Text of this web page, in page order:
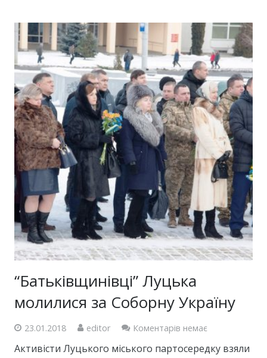
“Батьківщинівці” Луцька
молилися за Соборну Україну
23.01.2018 editor Коментарів немає
Активісти Луцького міського партосередку взяли